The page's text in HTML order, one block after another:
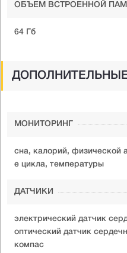
ОБЪЕМ ВСТРОЕННОЙ
64 Гб
МОНИТОРИНГ
сна, калорий, физической
е цикла, температуры
ДАТЧИКИ
электрический датчик
оптический датчик
компас